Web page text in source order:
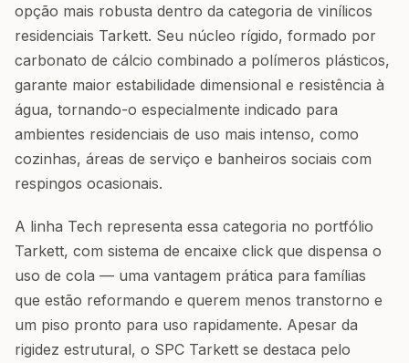
opção mais robusta dentro da categoria de vinílicos
residenciais Tarkett. Seu núcleo rígido, formado por
carbonato de cálcio combinado a polímeros plásticos,
garante maior estabilidade dimensional e resistência à
água, tornando-o especialmente indicado para
ambientes residenciais de uso mais intenso, como
cozinhas, áreas de serviço e banheiros sociais com
respingos ocasionais.
A linha Tech representa essa categoria no portfólio
Tarkett, com sistema de encaixe click que dispensa o
uso de cola — uma vantagem prática para famílias
que estão reformando e querem menos transtorno e
um piso pronto para uso rapidamente. Apesar da
rigidez estrutural, o SPC Tarkett se destaca pelo